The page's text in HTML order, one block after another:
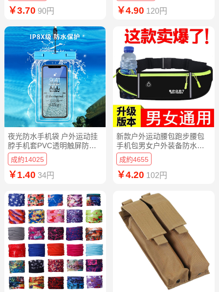
￥3.70 90円 ￥4.90 120円
夜光防水手机袋 户外运动挂
脖手机套PVC透明触屏防水
袋子厂家批发
成約14025
￥1.40 34円
新款户外运动腰包跑步腰包
手机包男女户外装备防水隐
形腰包
成約4655
￥4.20 102円